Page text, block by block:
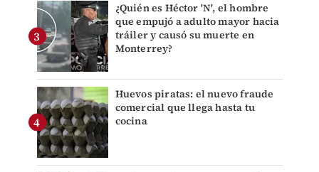
¿Quién es Héctor 'N', el hombre
que empujó a adulto mayor hacia
tráiler y causó su muerte en
Monterrey?
Huevos piratas: el nuevo fraude
comercial que llega hasta tu
cocina